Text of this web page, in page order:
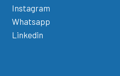
Instagram
Whatsapp
Linkedin